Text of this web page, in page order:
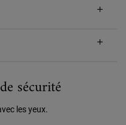
sécurité
les yeux.